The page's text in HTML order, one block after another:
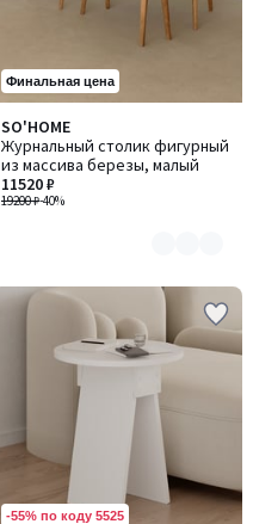
Финальная цена
SO'HOME
Журнальный столик фигурный
из массива березы, малый
19200 ₽-40%
11520 ₽
Количество
цветов:
4
-55% по коду 5525